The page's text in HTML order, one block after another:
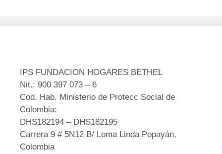
IPS FUNDACION HOGARES BETHEL
Nit.: 900 397 073 – 6
Cod. Hab. Ministerio de Protecc Social de
Colombia:
DHS182194 – DHS182195
Carrera 9 # 5N12 B/ Loma Linda Popayán,
Colombia